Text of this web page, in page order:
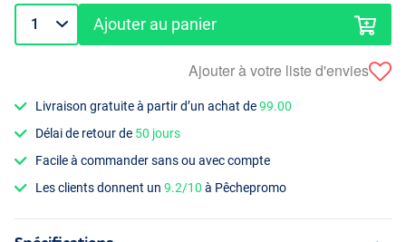
Ajouter au panier
Ajouter à votre liste d'envies
Livraison gratuite à partir d’un achat de99.00
Délai de retour de 50 jours
Facile à commander sans ou avec compte
Les clients donnent un9.2/10 à Pêchepromo